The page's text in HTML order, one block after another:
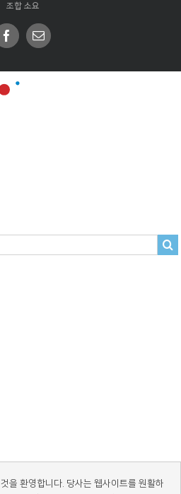
조합 소요
Facebook
Email
을 환영합니다. 당사는 웹사이트를 원활하